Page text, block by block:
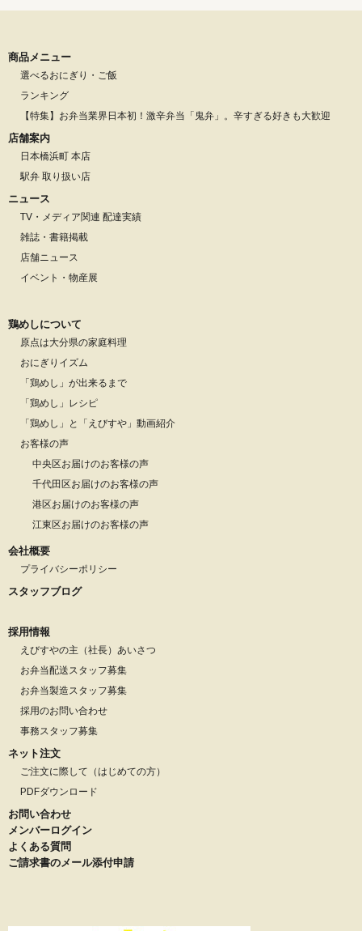
商品メニュー
選べるおにぎり・ご飯
ランキング
【特集】お弁当業界日本初！激辛弁当「鬼弁」。辛すぎる好きも大歓迎
店舗案内
日本橋浜町 本店
駅弁 取り扱い店
ニュース
TV・メディア関連 配達実績
雑誌・書籍掲載
店舗ニュース
イベント・物産展
鶏めしについて
原点は大分県の家庭料理
おにぎりイズム
「鶏めし」が出来るまで
「鶏めし」レシピ
「鶏めし」と「えびすや」動画紹介
お客様の声
中央区お届けのお客様の声
千代田区お届けのお客様の声
港区お届けのお客様の声
江東区お届けのお客様の声
会社概要
プライバシーポリシー
スタッフブログ
採用情報
えびすやの主（社長）あいさつ
お弁当配送スタッフ募集
お弁当製造スタッフ募集
採用のお問い合わせ
事務スタッフ募集
ネット注文
ご注文に際して（はじめての方）
PDFダウンロード
お問い合わせ
メンバーログイン
よくある質問
ご請求書のメール添付申請